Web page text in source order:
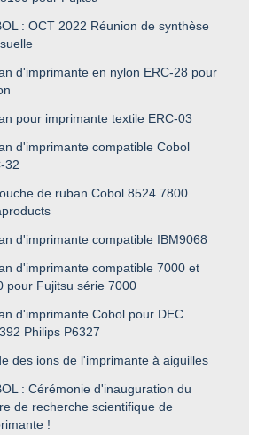
: OCT 2022 Réunion de synthèse
d'imprimante en nylon ERC-28 pour
pour imprimante textile ERC-03
d'imprimante compatible Cobol
32
de ruban Cobol 8524 7800
d'imprimante compatible IBM9068
d'imprimante compatible 7000 et
pour Fujitsu série 7000
d'imprimante Cobol pour DEC
Philips P6327
des ions de l'imprimante à aiguilles
: Cérémonie d'inauguration du
de recherche scientifique de
!